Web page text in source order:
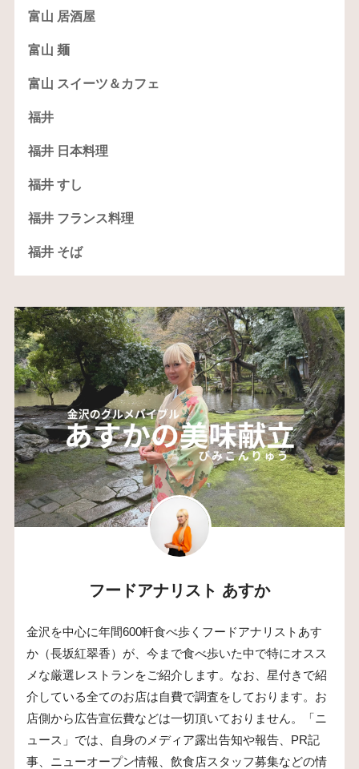
富山 居酒屋
富山 麺
富山 スイーツ＆カフェ
福井
福井 日本料理
福井 すし
福井 フランス料理
福井 そば
フードアナリスト あすか
金沢を中心に年間600軒食べ歩くフードアナリストあす
か（長坂紅翠香）が、今まで食べ歩いた中で特にオスス
メな厳選レストランをご紹介します。なお、星付きで紹
介している全てのお店は自費で調査をしております。お
店側から広告宣伝費などは一切頂いておりません。「ニ
ュース」では、自身のメディア露出告知や報告、PR記
事、ニューオープン情報、飲食店スタッフ募集などの情